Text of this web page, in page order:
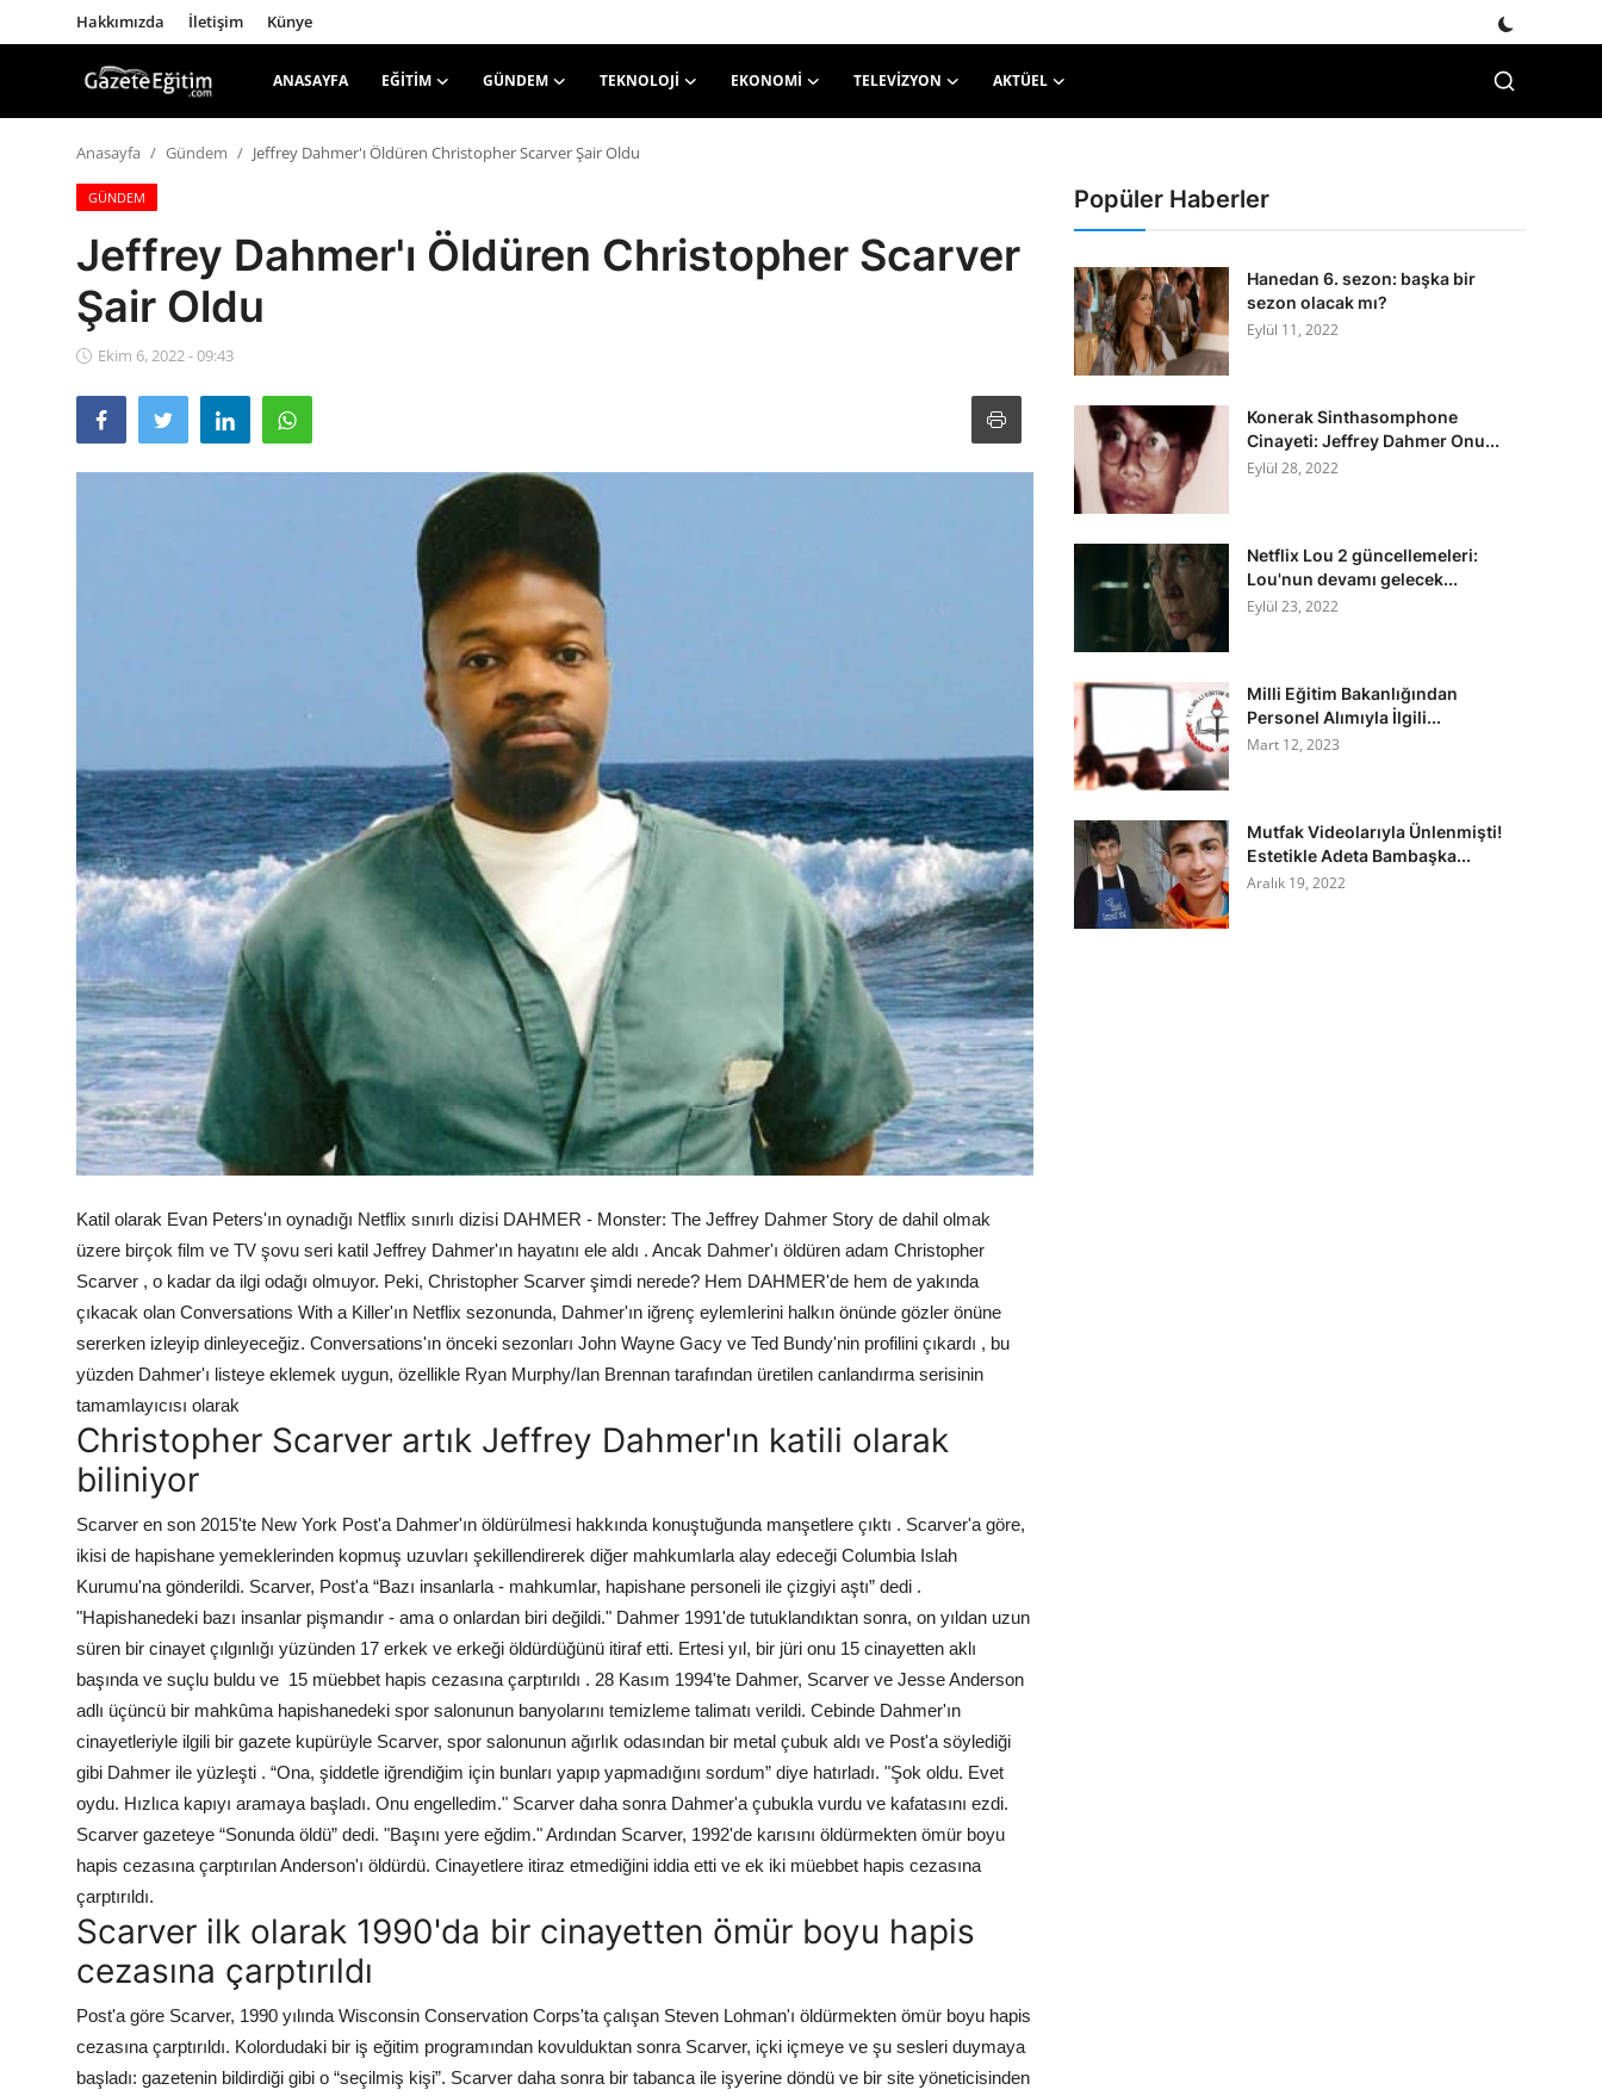
Hakkımızda İletişim Künye
ANASAYFA EĞITIM GÜNDEM TEKNOLOJI EKONOMI TELEVIZYON AKTÜEL
Anasayfa
Hakkımızda
İletişim
Teknoloji
Anasayfa Gündem Jeffrey Dahmer'ı Öldüren Christopher Scarver Şair Oldu
GÜNDEM
Jeffrey Dahmer'ı Öldüren Christopher Scarver
Şair Oldu
Ekim 6, 2022 - 09:43
Katil olarak Evan Peters'ın oynadığı Netflix sınırlı dizisi DAHMER - Monster: The Jeffrey Dahmer Story de dahil olmak
üzere birçok film ve TV şovu seri katil Jeffrey Dahmer'ın hayatını ele aldı . Ancak Dahmer'ı öldüren adam Christopher
Scarver , o kadar da ilgi odağı olmuyor. Peki, Christopher Scarver şimdi nerede? Hem DAHMER'de hem de yakında
çıkacak olan Conversations With a Killer'ın Netflix sezonunda, Dahmer'ın iğrenç eylemlerini halkın önünde gözler önüne
sererken izleyip dinleyeceğiz. Conversations'ın önceki sezonları John Wayne Gacy ve Ted Bundy'nin profilini çıkardı , bu
yüzden Dahmer'ı listeye eklemek uygun, özellikle Ryan Murphy/Ian Brennan tarafından üretilen canlandırma serisinin
tamamlayıcısı olarak
Christopher Scarver artık Jeffrey Dahmer'ın katili olarak
biliniyor
Scarver en son 2015'te New York Post'a Dahmer'ın öldürülmesi hakkında konuştuğunda manşetlere çıktı . Scarver'a göre,
ikisi de hapishane yemeklerinden kopmuş uzuvları şekillendirerek diğer mahkumlarla alay edeceği Columbia Islah
Kurumu'na gönderildi. Scarver, Post'a “Bazı insanlarla - mahkumlar, hapishane personeli ile çizgiyi aştı” dedi .
"Hapishanedeki bazı insanlar pişmandır - ama o onlardan biri değildi." Dahmer 1991'de tutuklandıktan sonra, on yıldan uzun
süren bir cinayet çılgınlığı yüzünden 17 erkek ve erkeği öldürdüğünü itiraf etti. Ertesi yıl, bir jüri onu 15 cinayetten aklı
başında ve suçlu buldu ve 15 müebbet hapis cezasına çarptırıldı . 28 Kasım 1994'te Dahmer, Scarver ve Jesse Anderson
adlı üçüncü bir mahkûma hapishanedeki spor salonunun banyolarını temizleme talimatı verildi. Cebinde Dahmer'ın
cinayetleriyle ilgili bir gazete kupürüyle Scarver, spor salonunun ağırlık odasından bir metal çubuk aldı ve Post'a söylediği
gibi Dahmer ile yüzleşti . “Ona, şiddetle iğrendiğim için bunları yapıp yapmadığını sordum” diye hatırladı. "Şok oldu. Evet
oydu. Hızlıca kapıyı aramaya başladı. Onu engelledim." Scarver daha sonra Dahmer'a çubukla vurdu ve kafatasını ezdi.
Scarver gazeteye “Sonunda öldü” dedi. "Başını yere eğdim." Ardından Scarver, 1992'de karısını öldürmekten ömür boyu
hapis cezasına çarptırılan Anderson'ı öldürdü. Cinayetlere itiraz etmediğini iddia etti ve ek iki müebbet hapis cezasına
çarptırıldı.
Scarver ilk olarak 1990'da bir cinayetten ömür boyu hapis
cezasına çarptırıldı
Post'a göre Scarver, 1990 yılında Wisconsin Conservation Corps'ta çalışan Steven Lohman'ı öldürmekten ömür boyu hapis
cezasına çarptırıldı. Kolordudaki bir iş eğitim programından kovulduktan sonra Scarver, içki içmeye ve şu sesleri duymaya
başladı: gazetenin bildirdiği gibi o “seçilmiş kişi”. Scarver daha sonra bir tabanca ile işyerine döndü ve bir site yöneticisinden
Popüler Haberler
Hanedan 6. sezon: başka bir
sezon olacak mı?
Eylül 11, 2022
Konerak Sinthasomphone
Cinayeti: Jeffrey Dahmer Onu...
Eylül 28, 2022
Netflix Lou 2 güncellemeleri:
Lou'nun devamı gelecek...
Eylül 23, 2022
Milli Eğitim Bakanlığından
Personel Alımıyla İlgili...
Mart 12, 2023
Mutfak Videolarıyla Ünlenmişti!
Estetikle Adeta Bambaşka...
Aralık 19, 2022